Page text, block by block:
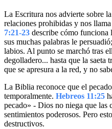
La Escritura nos advierte sobre
relaciones prohibidas y nos
7:21-23 describe cómo funciona
sus muchas palabras le
labios. Al punto se marchó tras
degolladero... hasta que la saeta
que se apresura a la red, y no
La Biblia reconoce que el
temporalmente. Hebreos 11:25
pecado» - Dios no niega que las
sentimientos poderosos. Pero
destructivos.